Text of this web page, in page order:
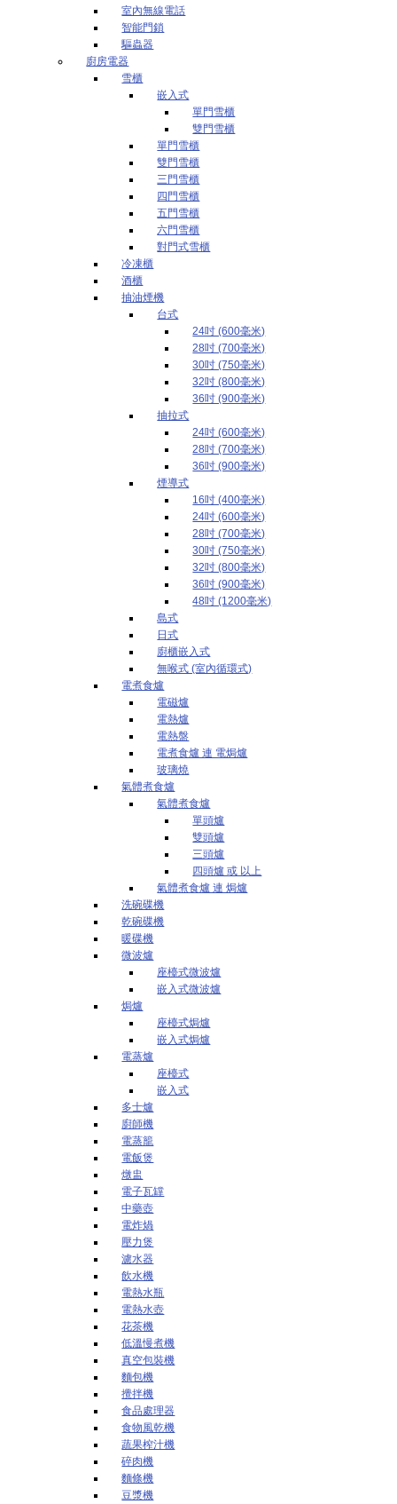
室內無線電話
智能門鎖
驅蟲器
廚房電器
雪櫃
嵌入式
單門雪櫃
雙門雪櫃
單門雪櫃
雙門雪櫃
三門雪櫃
四門雪櫃
五門雪櫃
六門雪櫃
對門式雪櫃
冷凍櫃
酒櫃
抽油煙機
台式
24吋 (600毫米)
28吋 (700毫米)
30吋 (750毫米)
32吋 (800毫米)
36吋 (900毫米)
抽拉式
24吋 (600毫米)
28吋 (700毫米)
36吋 (900毫米)
煙導式
16吋 (400毫米)
24吋 (600毫米)
28吋 (700毫米)
30吋 (750毫米)
32吋 (800毫米)
36吋 (900毫米)
48吋 (1200毫米)
島式
日式
廚櫃嵌入式
無喉式 (室內循環式)
電煮食爐
電磁爐
電熱爐
電熱盤
電煮食爐 連 電焗爐
玻璃燒
氣體煮食爐
氣體煮食爐
單頭爐
雙頭爐
三頭爐
四頭爐 或 以上
氣體煮食爐 連 焗爐
洗碗碟機
乾碗碟機
暖碟機
微波爐
座檯式微波爐
嵌入式微波爐
焗爐
座檯式焗爐
嵌入式焗爐
電蒸爐
座檯式
嵌入式
多士爐
廚師機
電蒸籠
電飯煲
燉盅
電子瓦罉
中藥壺
電炸煱
壓力煲
濾水器
飲水機
電熱水瓶
電熱水壺
花茶機
低溫慢煮機
真空包裝機
麵包機
攪拌機
食品處理器
食物風乾機
蔬果榨汁機
碎肉機
麵條機
豆漿機